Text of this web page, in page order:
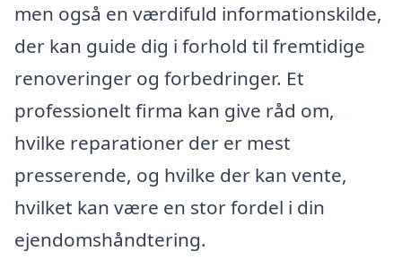
men også en værdifuld informationskilde,
der kan guide dig i forhold til fremtidige
renoveringer og forbedringer. Et
professionelt firma kan give råd om,
hvilke reparationer der er mest
presserende, og hvilke der kan vente,
hvilket kan være en stor fordel i din
ejendomshåndtering.